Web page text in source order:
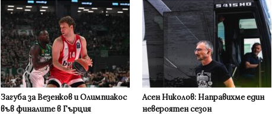
Загуба за Везенков и Олимпиакос
във финалите в Гърция
Асен Николов: Направихме един
невероятен сезон